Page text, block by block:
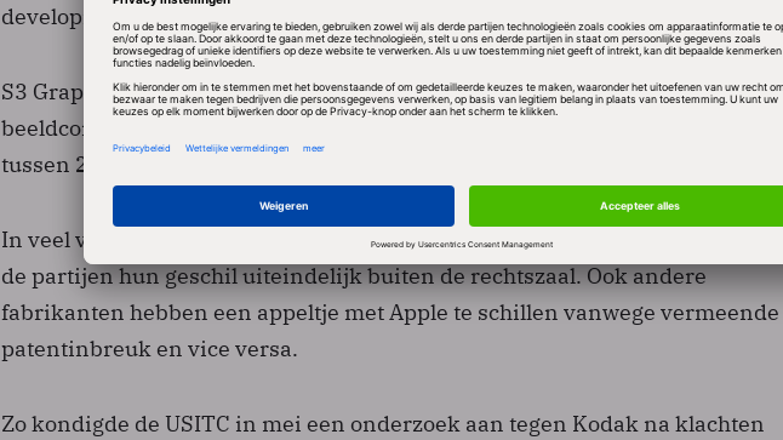
development kit (SDK) met een aangepaste versie van die technologie.
S3 Graphics vroeg in 2007 patent aan op zijn vindingen voor
beeldcompressie. Op basis daarvan kende het Amerikaanse octrooibureau
tussen 2003 en 2006 in totaal 4 patenten toe.
In veel vergelijkbare gevallen komt het nooit tot een rechtszaak maar regelen
de partijen hun geschil uiteindelijk buiten de rechtszaal. Ook andere
fabrikanten hebben een appeltje met Apple te schillen vanwege vermeende
patentinbreuk en vice versa.
Zo kondigde de USITC in mei een onderzoek aan tegen Kodak na klachten